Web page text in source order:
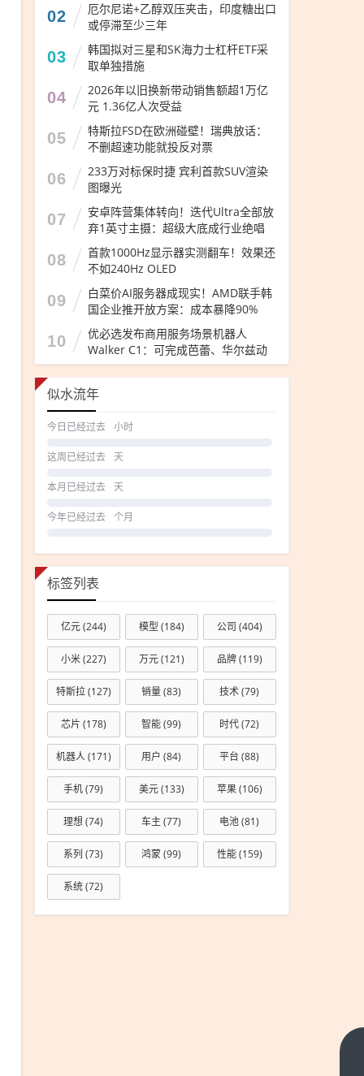
02
厄尔尼诺+乙醇双压夹击，印度糖出口
或停滞至少三年
03
韩国拟对三星和SK海力士杠杆ETF采
取单独措施
04
2026年以旧换新带动销售额超1万亿
元 1.36亿人次受益
05
特斯拉FSD在欧洲碰壁！瑞典放话：
不删超速功能就投反对票
06
233万对标保时捷 宾利首款SUV渲染
图曝光
07
安卓阵营集体转向！迭代Ultra全部放
弃1英寸主摄：超级大底成行业绝唱
08
首款1000Hz显示器实测翻车！效果还
不如240Hz OLED
09
白菜价AI服务器成现实！AMD联手韩
国企业推开放方案：成本暴降90%
10
优必选发布商用服务场景机器人
Walker C1：可完成芭蕾、华尔兹动
作
似水流年
今日已经过去 小时
这周已经过去 天
本月已经过去 天
今年已经过去 个月
标签列表
亿元(244) 模型 (184) 公司 (404)
小米(227) 万元(121) 品牌(119)
特斯拉(127) 销量(83) 技术(79)
芯片 (178) 智能(99) 时代(72)
机器人(171) 用户 (84) 平台 (88)
手机(79) 美元(133) 苹果(106)
理想(74) 车主 (77) 电池(81)
系列 (73) 鸿蒙(99) 性能(159)
系统(72)